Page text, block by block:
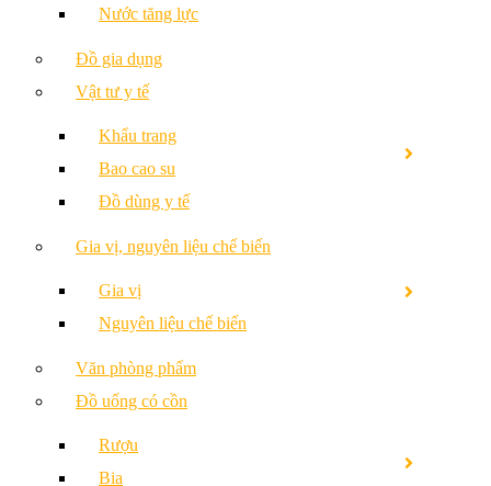
Nước tăng lực
Đồ gia dụng
Vật tư y tế
Khẩu trang
Bao cao su
Đồ dùng y tế
Gia vị, nguyên liệu chế biến
Gia vị
Nguyên liệu chế biến
Văn phòng phẩm
Đồ uống có cồn
Rượu
Bia